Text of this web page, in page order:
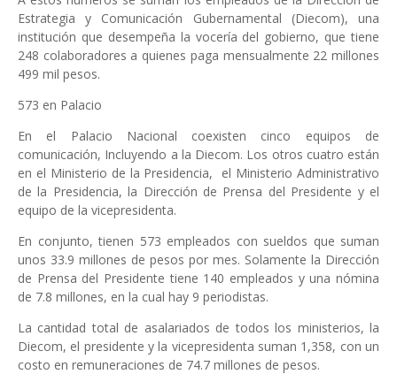
Estrategia y Comunicación Gubernamental (Diecom), una
institución que desempeña la vocería del gobierno, que tiene
248 colaboradores a quienes paga mensualmente 22 millones
499 mil pesos.
573 en Palacio
En el Palacio Nacional coexisten cinco equipos de
comunicación, Incluyendo a la Diecom. Los otros cuatro están
en el Ministerio de la Presidencia, el Ministerio Administrativo
de la Presidencia, la Dirección de Prensa del Presidente y el
equipo de la vicepresidenta.
En conjunto, tienen 573 empleados con sueldos que suman
unos 33.9 millones de pesos por mes. Solamente la Dirección
de Prensa del Presidente tiene 140 empleados y una nómina
de 7.8 millones, en la cual hay 9 periodistas.
La cantidad total de asalariados de todos los ministerios, la
Diecom, el presidente y la vicepresidenta suman 1,358, con un
costo en remuneraciones de 74.7 millones de pesos.